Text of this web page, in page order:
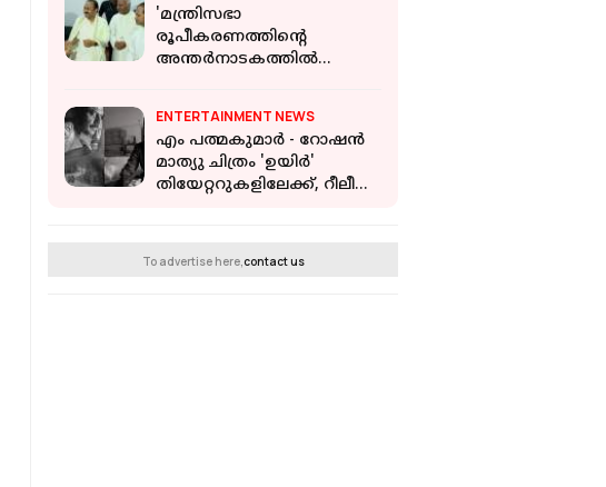
'മന്ത്രിസഭാ
രൂപീകരണത്തിന്റെ
അന്തർനാടകത്തിൽ
മന്ത്രിമാർക്കും കടൽ
എന്തെന്നറിയില്ല'
ENTERTAINMENT NEWS
എം പത്മകുമാർ - റോഷൻ
മാത്യു ചിത്രം 'ഉയിർ'
തിയേറ്ററുകളിലേക്ക്, റീലീസ്
To advertise here, contact us